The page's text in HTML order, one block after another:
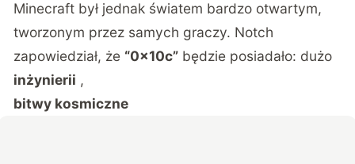
Minecraft był jednak światem bardzo otwartym,
tworzonym przez samych graczy. Notch
zapowiedział, że “0x10c” będzie posiadało: dużo
inżynierii ,
bitwy kosmiczne